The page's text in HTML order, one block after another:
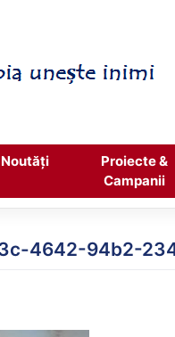
Noutăți
Proiecte &
Campanii
4642-94b2-